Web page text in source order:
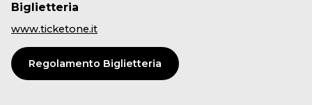
Biglietteria
www.ticketone.it
Regolamento Biglietteria